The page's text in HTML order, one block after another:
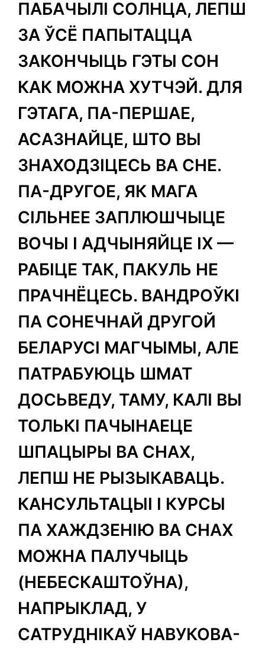
ПАБАЧЫЛІ СОЛНЦА, ЛЕПШ
ЗА ЎСЁ ПАПЫТАЦЦА
ЗАКОНЧЫЦЬ ГЭТЫ СОН
КАК МОЖНА ХУТЧЭЙ. ДЛЯ
ГЭТАГА, ПА-ПЕРШАЕ,
АСАЗНАЙЦЕ, ШТО ВЫ
ЗНАХОДЗІЦЕСЬ ВА СНЕ.
ПА-ДРУГОЕ, ЯК МАГА
СІЛЬНЕЕ ЗАПЛЮШЧЫЦЕ
ВОЧЫ І АДЧЫНЯЙЦЕ ІХ —
РАБІЦЕ ТАК, ПАКУЛЬ НЕ
ПРАЧНЁЦЕСЬ. ВАНДРОЎКІ
ПА СОНЕЧНАЙ ДРУГОЙ
БЕЛАРУСІ МАГЧЫМЫ, АЛЕ
ПАТРАБУЮЦЬ ШМАТ
ДОСЬВЕДУ, ТАМУ, КАЛІ ВЫ
ТОЛЬКІ ПАЧЫНАЕЦЕ
ШПАЦЫРЫ ВА СНАХ,
ЛЕПШ НЕ РЫЗЫКАВАЦЬ.
КАНСУЛЬТАЦЫІ І КУРСЫ
ПА ХАЖДЗЕНІЮ ВА СНАХ
МОЖНА ПАЛУЧЫЦЬ
(НЕБЕСКАШТОЎНА),
НАПРЫКЛАД, У
САТРУДНІКАЎ НАВУКОВА-